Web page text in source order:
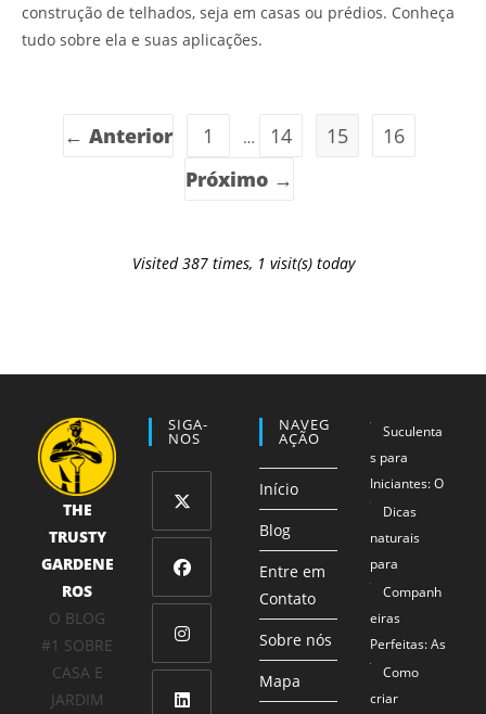
construção de telhados, seja em casas ou prédios. Conheça
tudo sobre ela e suas aplicações.
← Anterior 1 … 14 15
16
Próximo →
Visited 387 times, 1 visit(s) today
THE
TRUSTY
GARDENE
ROS
O BLOG
#1 SOBRE
CASA E
JARDIM
SIGA-
NOS
Abre
uma
nova
Abre
uma
nova
Abre
NAVEG
AÇÃO
Início
Blog
Entre em
Contato
Sobre nós
Mapa
Suculenta
s para
Iniciantes: O
Método 1-2-
3 que
Garante
Sucesso
Mesmo para
Mãos Não
Tão Verdes
Dicas
naturais
para
proteger
seus
alimentos
Companh
eiras
Perfeitas: As
Combinaçõe
s de Plantas
Como
criar